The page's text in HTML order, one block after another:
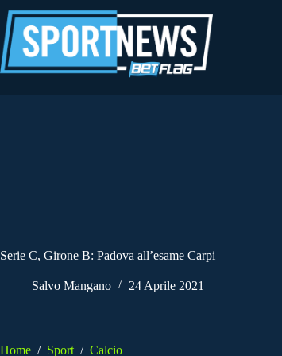
al
contenuto
Serie C, Girone B: Padova all’esame Carpi
Salvo Mangano 24 Aprile 2021
Home / Sport / Calcio